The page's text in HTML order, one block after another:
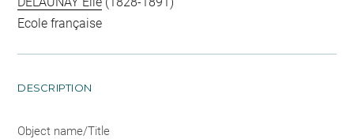
Ecole française
DESCRIPTION
Object name/Title